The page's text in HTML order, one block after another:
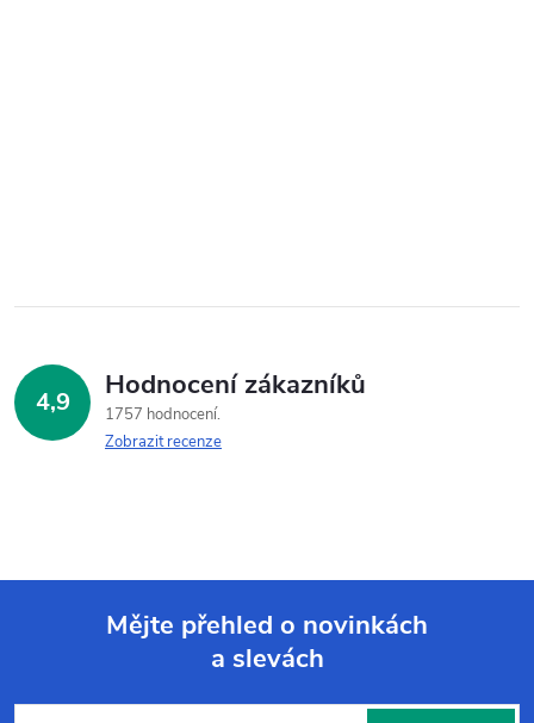
4,9 Hodnocení zákazníků
1757 hodnocení
Zobrazit recenze
Mějte přehled o novinkách
a slevách